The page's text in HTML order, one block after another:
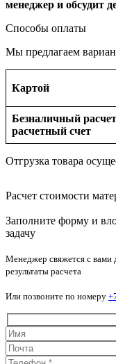
менеджер и обсудит
Способы оплаты
Мы предлагаем
Картой
Безналичный
расчетный счет
Отгрузка товара
Расчет стоимости
Заполните форму и
задачу
Менеджер свяжется с вами
результаты расчета
Или позвоните по номеру